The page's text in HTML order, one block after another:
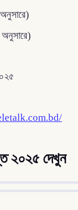
অনুসারে)
২০২৫ দেখুন